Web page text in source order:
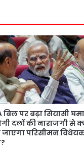
बिल पर बढ़ा सियासी
दलों की नाराजगी से
परिसीमन